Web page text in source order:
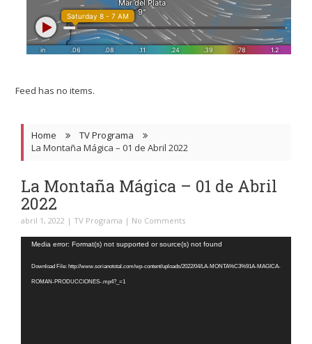
Feed has no items.
Home
TV Programa
La Montaña Mágica – 01 de Abril 2022
La Montaña Mágica – 01 de Abril
2022
abril 1, 2022 | TV Programa | No Comments
Reproductor
Media error: Format(s) not supported or source(s) not found
Download File: http://www.sorianototal.com/wp-content/uploads/2022/04/LA-MONTA%C3%91A-MAGICA-
ROMAN-PRODUCCIONES-.mp4?_=1